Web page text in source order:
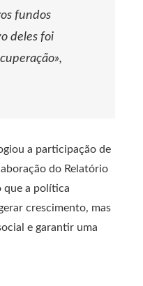
fundos
deles foi
a participação de
do Relatório
que a política
crescimento, mas
e garantir uma